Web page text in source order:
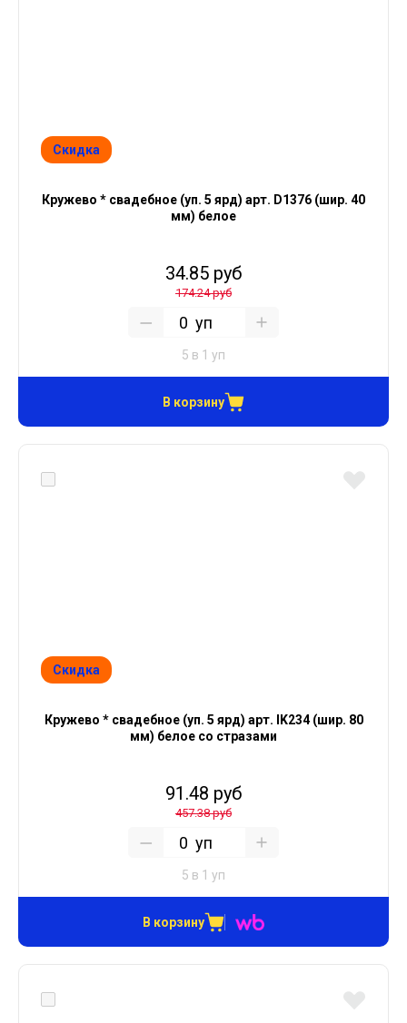
Скидка
Кружево * свадебное (уп. 5 ярд) арт. D1376 (шир. 40
мм) белое
34.85 руб
174.24 руб
уп
5 в 1 уп
В корзину
Скидка
Кружево * свадебное (уп. 5 ярд) арт. IK234 (шир. 80
мм) белое со стразами
91.48 руб
457.38 руб
уп
5 в 1 уп
В корзину